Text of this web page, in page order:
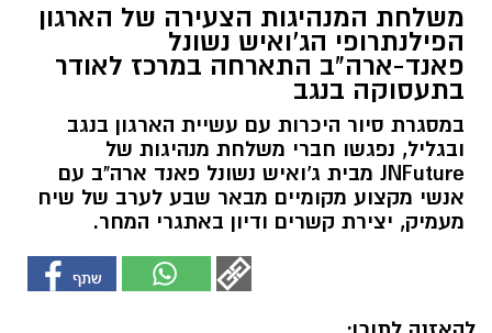
משלחת המנהיגות הצעירה של הארגון
הפילנתרופי הג'ואיש נשונל
פאנד-ארה"ב התארחה במרכז לאודר
בתעסוקה בנגב
במסגרת סיור היכרות עם עשיית הארגון בנגב
ובגליל, נפגשו חברי משלחת מנהיגות של
JNFuture מבית ג'ואיש נשונל פאנד ארה"ב עם
אנשי מקצוע מקומיים מבאר שבע לערב של שיח
מעמיק, יצירת קשרים ודיון באתגרי המחר.